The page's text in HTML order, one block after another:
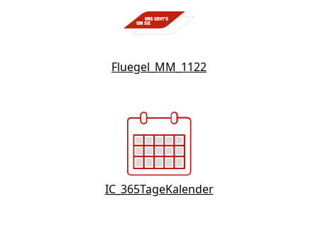
Fluegel_MM_1122
IC_365TageKalender